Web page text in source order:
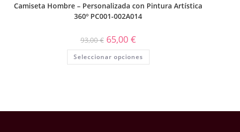
Camiseta Hombre – Personalizada con Pintura Artística
360º PC001-002A014
93,00€ 65,00 €
Seleccionar opciones